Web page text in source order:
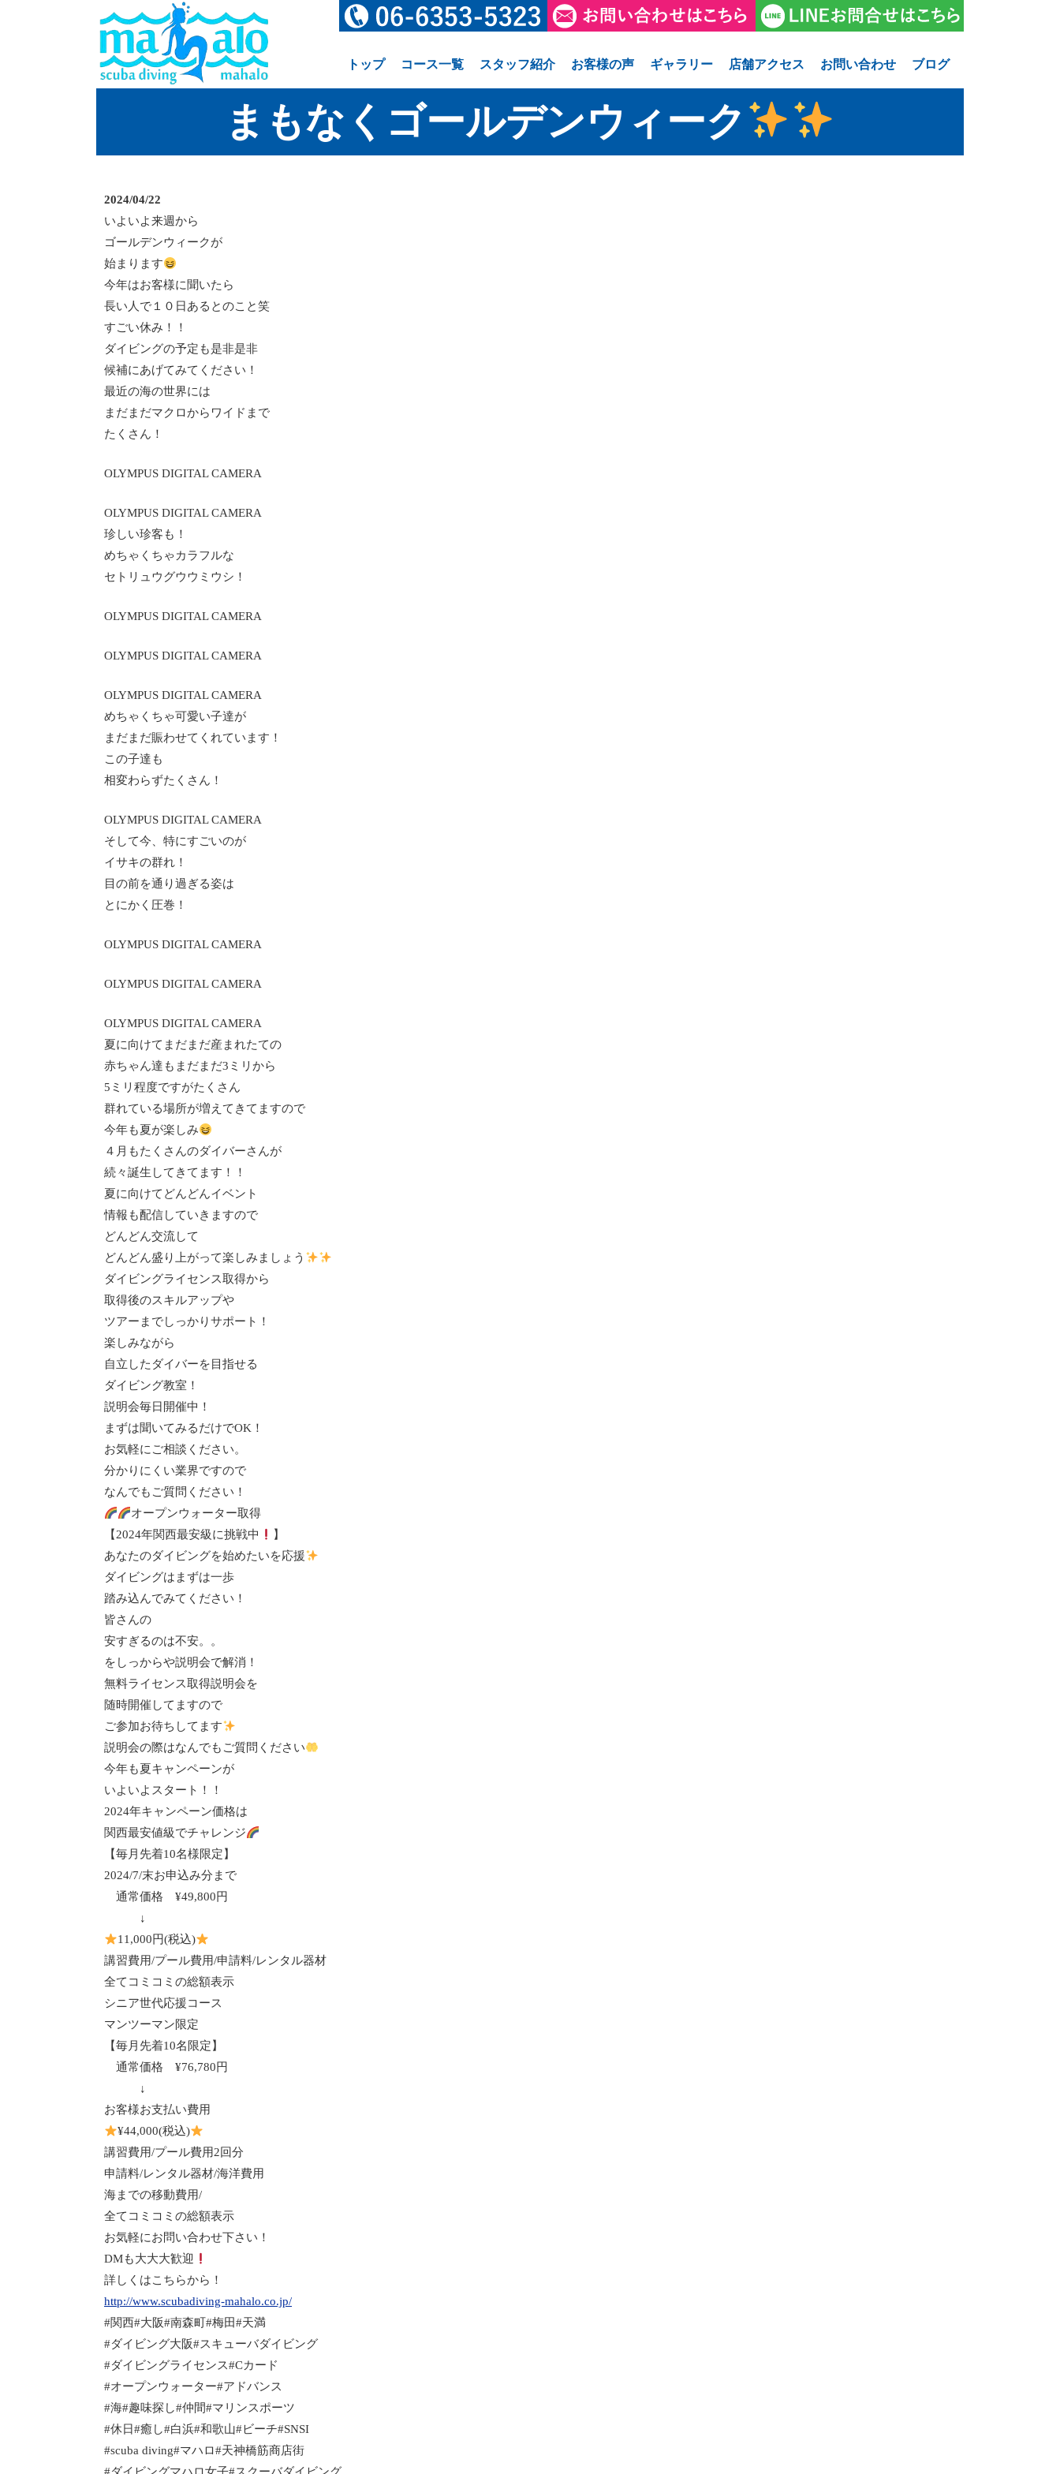
トップ コース一覧 スタッフ紹介 お客様の声 ギャラリー 店舗アクセス お問い合わせ ブログ
まもなくゴールデンウィーク
2024/04/22
いよいよ来週から
ゴールデンウィークが
始まります
今年はお客様に聞いたら
長い人で１０日あるとのこと笑
すごい休み！！
ダイビングの予定も是非是非
候補にあげてみてください！
最近の海の世界には
まだまだマクロからワイドまで
たくさん！
OLYMPUS DIGITAL CAMERA
OLYMPUS DIGITAL CAMERA
珍しい珍客も！
めちゃくちゃカラフルな
セトリュウグウウミウシ！
OLYMPUS DIGITAL CAMERA
OLYMPUS DIGITAL CAMERA
OLYMPUS DIGITAL CAMERA
めちゃくちゃ可愛い子達が
まだまだ賑わせてくれています！
この子達も
相変わらずたくさん！
OLYMPUS DIGITAL CAMERA
そして今、特にすごいのが
イサキの群れ！
目の前を通り過ぎる姿は
とにかく圧巻！
OLYMPUS DIGITAL CAMERA
OLYMPUS DIGITAL CAMERA
OLYMPUS DIGITAL CAMERA
夏に向けてまだまだ産まれたての
赤ちゃん達もまだまだ3ミリから
5ミリ程度ですがたくさん
群れている場所が増えてきてますので
今年も夏が楽しみ
４月もたくさんのダイバーさんが
続々誕生してきてます！！
夏に向けてどんどんイベント
情報も配信していきますので
どんどん交流して
どんどん盛り上がって楽しみましょう
ダイビングライセンス取得から
取得後のスキルアップや
ツアーまでしっかりサポート！
楽しみながら
自立したダイバーを目指せる
ダイビング教室！
説明会毎日開催中！
まずは聞いてみるだけでOK！
お気軽にご相談ください。
分かりにくい業界ですので
なんでもご質問ください！
オープンウォーター取得
【2024年関西最安級に挑戦中
】
あなたのダイビングを始めたいを応援
ダイビングはまずは一歩
踏み込んでみてください！
皆さんの
安すぎるのは不安。。
をしっからや説明会で解消！
無料ライセンス取得説明会を
随時開催してますので
ご参加お待ちしてます
説明会の際はなんでもご質問ください
今年も夏キャンペーンが
いよいよスタート！！
2024年キャンペーン価格は
関西最安値級でチャレンジ
【毎月先着10名様限定】
2024/7/末お申込み分まで
通常価格 ¥49,800円
↓
11,000円(税込)
講習費用/プール費用/申請料/レンタル器材
全てコミコミの総額表示
シニア世代応援コース
マンツーマン限定
【毎月先着10名限定】
通常価格 ¥76,780円
↓
お客様お支払い費用
¥44,000(税込)
講習費用/プール費用2回分
申請料/レンタル器材/海洋費用
海までの移動費用/
全てコミコミの総額表示
お気軽にお問い合わせ下さい！
DMも大大大歓迎
詳しくはこちらから！
http://www.scubadiving-mahalo.co.jp/
#関西#大阪#南森町#梅田#天満
#ダイビング大阪#スキューバダイビング
#ダイビングライセンス#Cカード
#オープンウォーター#アドバンス
#海#趣味探し#仲間#マリンスポーツ
#休日#癒し#白浜#和歌山#ビーチ#SNSI
#scuba diving#マハロ#天神橋筋商店街